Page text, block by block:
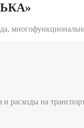
и расходы на